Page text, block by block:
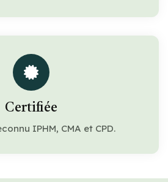
Certifiée
IPHM, CMA et CPD.